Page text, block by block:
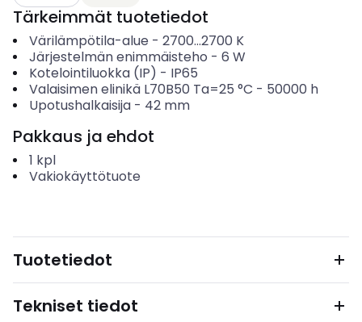
Tärkeimmät tuotetiedot
Värilämpötila-alue - 2700...2700 K
Järjestelmän enimmäisteho - 6 W
Kotelointiluokka (IP) - IP65
Valaisimen elinikä L70B50 Ta=25 °C - 50000 h
Upotushalkaisija- 42 mm
Pakkaus ja ehdot
1 kpl
Vakiokäyttötuote
Tuotetiedot
Tekniset tiedot